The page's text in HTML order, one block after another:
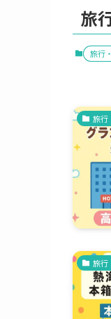
旅
旅行
旅行
旅行